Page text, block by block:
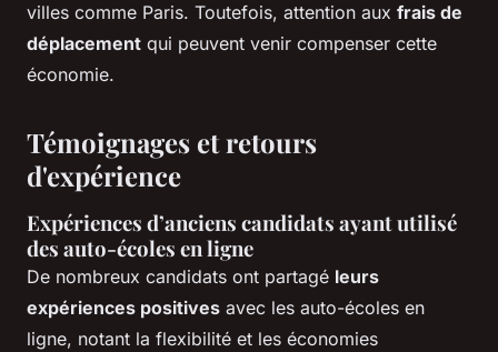
villes comme Paris. Toutefois, attention aux frais de
déplacement qui peuvent venir compenser cette
économie.
Témoignages et retours
d'expérience
Expériences d’anciens candidats ayant utilisé
des auto-écoles en ligne
De nombreux candidats ont partagé leurs
expériences positives avec les auto-écoles en
ligne, notant la flexibilité et les économies